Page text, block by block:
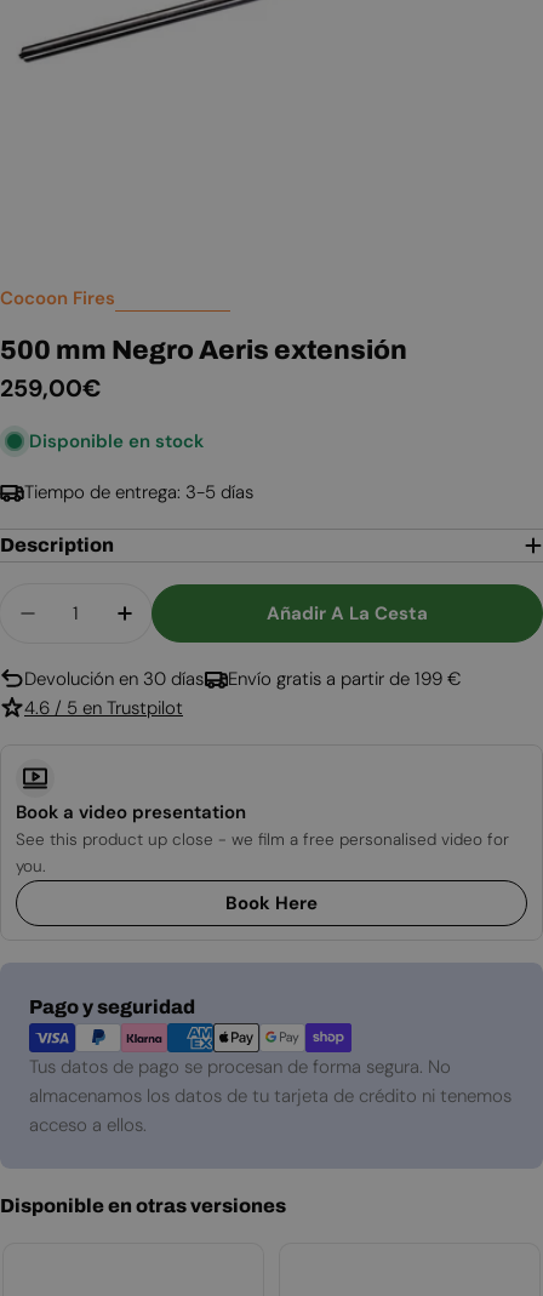
Cocoon Fires
500 mm Negro Aeris extensión
Precio
259,00€
Disponible en stock
Tiempo de entrega: 3-5 días
Description
Disminuir Cantidad Para 500 Mm Negro Aeris
Aumentar Cantidad Para 500 Mm
Añadir A La Cesta
Devolución en 30 días
Envío gratis a partir de 199 €
4.6 / 5 en Trustpilot
Book a video presentation
See this product up close - we film a free personalised video for
you.
Book Here
Pago y seguridad
Métodos
de
pago
Tus datos de pago se procesan de forma segura. No
almacenamos los datos de tu tarjeta de crédito ni tenemos
acceso a ellos.
Disponible en otras versiones